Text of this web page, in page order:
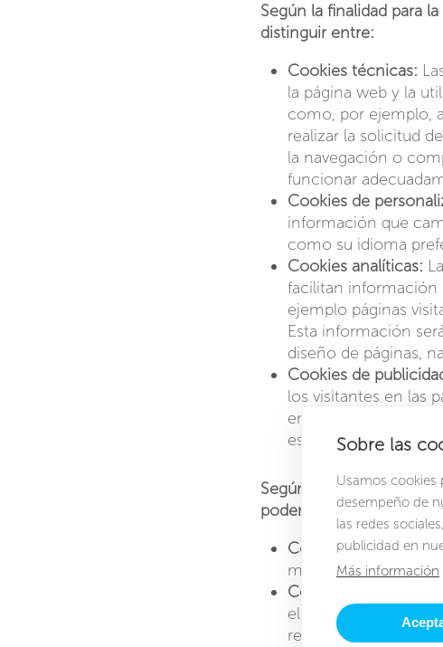
Sobre las
Usamos cookies
desempeño de
las redes
publicidad en
Más información
Según la finalidad para
distinguir entre:
Cookies técnicas:
la página web y la
como, por ejemplo,
realizar la solicitud
la navegación o
funcionar
Cookies de
información que
como su idioma
Cookies analíticas:
facilitan información
ejemplo páginas
Esta información
diseño de páginas,
Cookies de
los visitantes en las
en función del
espacios
Según el plazo de
podemos distinguir:
Cookies de sesión:
mientras el usuario
Cookies persistentes:
el terminal y pueden
responsable de la